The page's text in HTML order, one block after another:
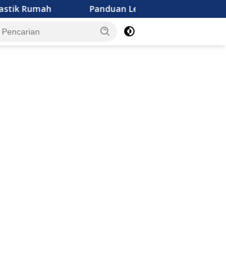
Panduan Lengkap Memilih Asupan Nutrisi